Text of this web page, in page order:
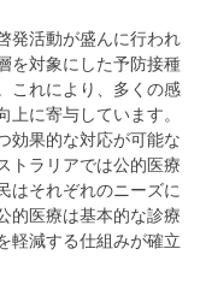
発活動が盛んに行われ
を対象にした予防接種
これにより、多くの感
に寄与しています。
効果的な対応が可能な
トラリアでは公的医療
はそれぞれのニーズに
的医療は基本的な診療
軽減する仕組みが確立